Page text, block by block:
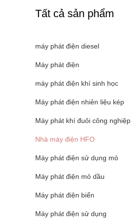
Tất cả sản phẩm
máy phát điện diesel
Máy phát điện
máy phát điện khí sinh học
Máy phát điện nhiên liệu kép
Máy phát khí đuôi công nghiệp
Nhà máy điện HFO
Máy phát điện sử dụng mỏ
Máy phát điện mỏ dầu
Máy phát điện biển
Máy phát điện sử dụng